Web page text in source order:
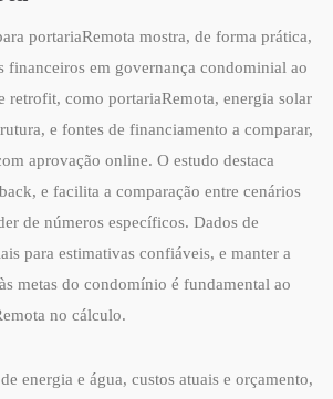
portariaRemota mostra, de forma prática,
financeiros em governança condominial ao
retrofit, como portariaRemota, energia solar
e fontes de financiamento a comparar,
aprovação online. O estudo destaca
e facilita a comparação entre cenários
de números específicos. Dados de
para estimativas confiáveis, e manter a
metas do condomínio é fundamental ao
no cálculo.
energia e água, custos atuais e orçamento,